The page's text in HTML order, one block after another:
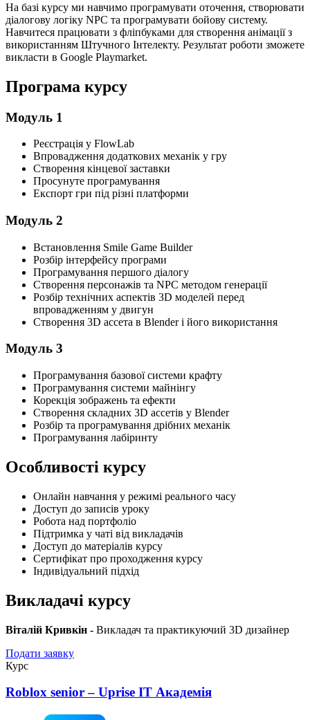
На базі курсу ми навчимо програмувати оточення, створювати
діалогову логіку NPC та програмувати бойову систему.
Навчитеся працювати з фліпбуками для створення анімації з
використанням Штучного Інтелекту. Результат роботи зможете
викласти в Google Playmarket.
Програма курсу
Модуль 1
Реєстрація у FlowLab
Впровадження додаткових механік у гру
Створення кінцевої заставки
Просунуте програмування
Експорт гри під різні платформи
Модуль 2
Встановлення Smile Game Builder
Розбір інтерфейсу програми
Програмування першого діалогу
Створення персонажів та NPC методом генерації
Розбір технічних аспектів 3D моделей перед
впровадженням у двигун
Створення 3D ассета в Blender і його використання
Модуль 3
Програмування базової системи крафту
Програмування системи майнінгу
Корекція зображень та ефекти
Створення складних 3D ассетів у Blender
Розбір та програмування дрібних механік
Програмування лабіринту
Особливості курсу
Онлайн навчання у режимі реального часу
Доступ до записів уроку
Робота над портфоліо
Підтримка у чаті від викладачів
Доступ до матеріалів курсу
Сертифікат про проходження курсу
Індивідуальний підхід
Викладачі курсу
Віталій Кривкін - Викладач та практикуючий 3D дизайнер
Подати заявку
Курс
Roblox senior – Uprise ІТ Академія